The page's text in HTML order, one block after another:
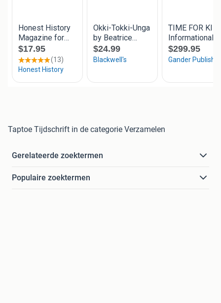
Taptoe Tijdschrift in de categorie Verzamelen
Gerelateerde zoektermen
Populaire zoektermen